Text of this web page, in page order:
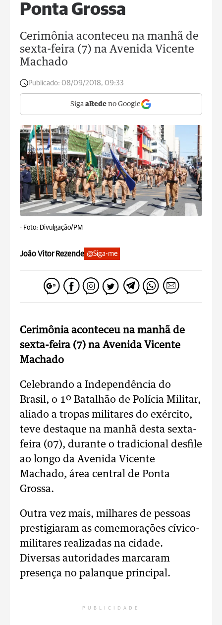
Ponta Grossa
Cerimônia aconteceu na manhã de
sexta-feira (7) na Avenida Vicente
Machado
Publicado: 08/09/2018, 09:33
Siga aRede no Google
- Foto: Divulgação/PM
João Vitor Rezende @Siga-me
Cerimônia aconteceu na manhã de
sexta-feira (7) na Avenida Vicente
Machado
Celebrando a Independência do
Brasil, o 1º Batalhão de Polícia Militar,
aliado a tropas militares do exército,
teve destaque na manhã desta sexta-
feira (07), durante o tradicional desfile
ao longo da Avenida Vicente
Machado, área central de Ponta
Grossa.
Outra vez mais, milhares de pessoas
prestigiaram as comemorações cívico-
militares realizadas na cidade.
Diversas autoridades marcaram
presença no palanque principal.
PUBLICIDADE